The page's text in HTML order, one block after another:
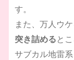
す。
また、万人ウ
突き詰める と
サブカル地雷系